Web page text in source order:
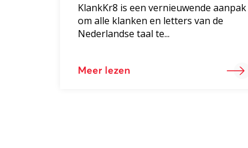
KlankKr8 is een vernieuwende aanpak
om alle klanken en letters van de
Nederlandse taal te...
Meer lezen